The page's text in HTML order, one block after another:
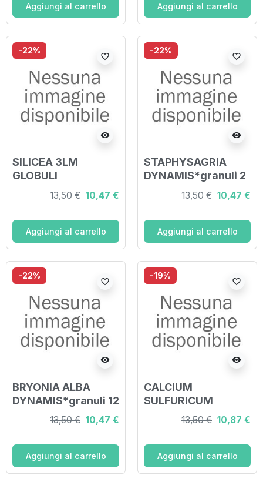
Aggiungi al carrello Aggiungi al carrello
-22%
visibility
favorite_border
SILICEA 3LM
GLOBULI
13,50 € 10,47 €
Aggiungi al carrello
-22%
visibility
favorite_border
STAPHYSAGRIA
DYNAMIS*granuli 2
LM contenitore
monodose
13,50 € 10,47 €
Aggiungi al carrello
-22%
visibility
favorite_border
BRYONIA ALBA
DYNAMIS*granuli 12
LM contenitore
monodose
13,50 € 10,47 €
Aggiungi al carrello
-19%
visibility
favorite_border
CALCIUM
SULFURICUM
DYNAMIS*granuli
60 LM contenitore
13,50 € 10,87 €
Aggiungi al carrello